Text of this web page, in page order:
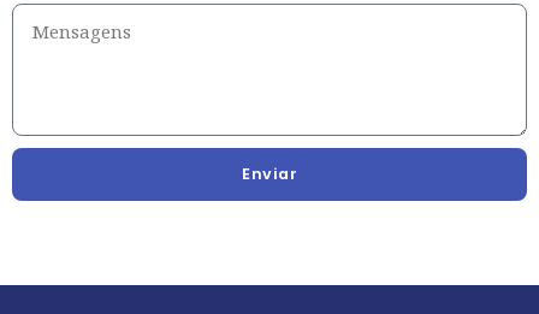
Enviar